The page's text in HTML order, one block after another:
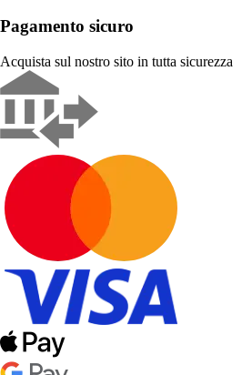
Pagamento sicuro
Acquista sul nostro sito in tutta sicurezza